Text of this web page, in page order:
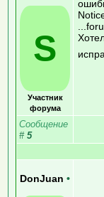
S
Участник
форума
Сообщение
# 5
DonJuan •